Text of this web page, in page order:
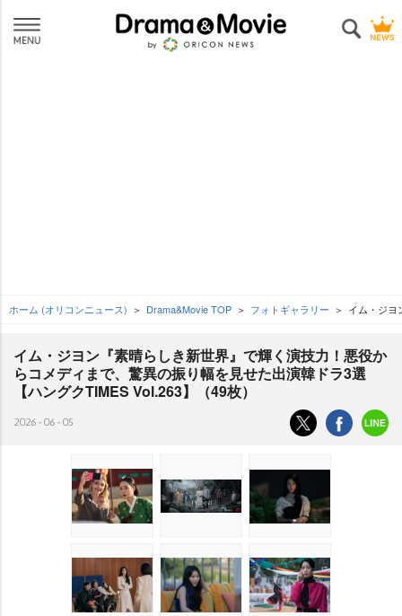
ホーム (オリコンニュース) Drama&Movie TOP フォトギャラリー イム・ジヨ
イム・ジヨン『素晴らしき新世界』で輝く演技力！悪役か
らコメディまで、驚異の振り幅を見せた出演韓ドラ3選
【ハングクTIMES Vol.263】（49枚）
2026-06-05